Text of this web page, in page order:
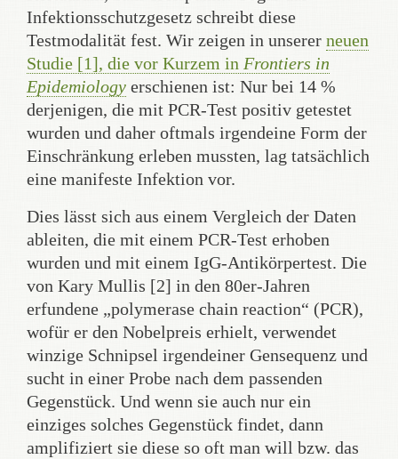
Infektionsschutzgesetz schreibt diese
Testmodalität fest. Wir zeigen in unserer neuen
Studie [1], die vor Kurzem in Frontiers in
Epidemiology erschienen ist: Nur bei 14 %
derjenigen, die mit PCR-Test positiv getestet
wurden und daher oftmals irgendeine Form der
Einschränkung erleben mussten, lag tatsächlich
eine manifeste Infektion vor.
Dies lässt sich aus einem Vergleich der Daten
ableiten, die mit einem PCR-Test erhoben
wurden und mit einem IgG-Antikörpertest. Die
von Kary Mullis [2] in den 80er-Jahren
erfundene „polymerase chain reaction“ (PCR),
wofür er den Nobelpreis erhielt, verwendet
winzige Schnipsel irgendeiner Gensequenz und
sucht in einer Probe nach dem passenden
Gegenstück. Und wenn sie auch nur ein
einziges solches Gegenstück findet, dann
amplifiziert sie diese so oft man will bzw. das